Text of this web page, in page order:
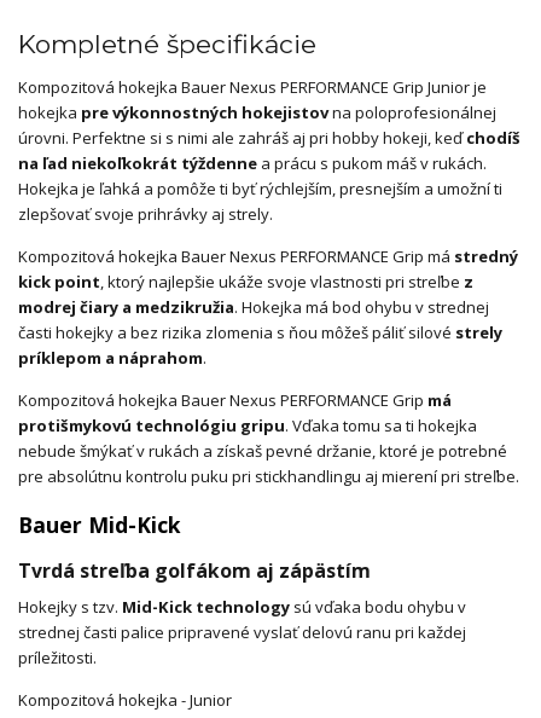
Kompletné špecifikácie
Kompozitová hokejka Bauer Nexus PERFORMANCE Grip Junior je
hokejka pre výkonnostných hokejistovna poloprofesionálnej
úrovni. Perfektne si s nimi ale zahráš aj pri hobby hokeji, keďchodíš
na ľad niekoľkokrát týždenne a prácu s pukom máš v rukách.
Hokejka je ľahká a pomôže ti byť rýchlejším, presnejším a umožní ti
zlepšovať svoje prihrávky aj strely.
Kompozitová hokejka Bauer Nexus PERFORMANCE Grip má stredný
kick point, ktorý najlepšie ukáže svoje vlastnosti pri streľbe z
modrej čiary a medzikružia. Hokejka má bod ohybu v strednej
časti hokejky a bez rizika zlomenia s ňou môžeš páliť silové strely
príklepom a náprahom.
Kompozitová hokejka Bauer Nexus PERFORMANCE Grip má
protišmykovú technológiu gripu. Vďaka tomu sa ti hokejka
nebude šmýkať v rukách a získaš pevné držanie, ktoré je potrebné
pre absolútnu kontrolu puku pri stickhandlingu aj mierení pri streľbe.
Bauer Mid-Kick
Tvrdá streľba golfákom aj zápästím
Hokejky s tzv. Mid-Kick technology sú vďaka bodu ohybu v
strednej časti palice pripravené vyslať delovú ranu pri každej
príležitosti.
Kompozitová hokejka - Junior